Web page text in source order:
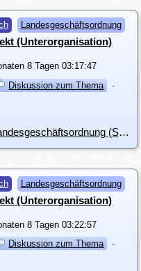
Landesgeschäftsordnung
(Unterorganisation)
8 Tagen 03:17:47
Diskussion zum Thema
·
i2759: Entfernung von §7(6) der Landesgeschäftsordnung (Sitzungen von Arbeitsgruppen)
Landesgeschäftsordnung
(Unterorganisation)
8 Tagen 03:22:57
Diskussion zum Thema
·